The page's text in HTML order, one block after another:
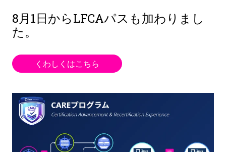
8月1日からLFCAパスも加わりまし
た。
くわしくはこちら